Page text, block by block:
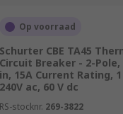
Op voorraad
Schurter CBE TA45
Circuit Breaker - 2-Pole,
in, 15A Current Rating,
240V ac, 60 V dc
RS-stocknr. 269-3822